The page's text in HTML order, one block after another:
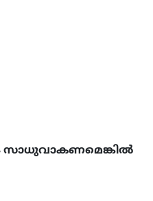
സാധുവാകണമെങ്കിൽ